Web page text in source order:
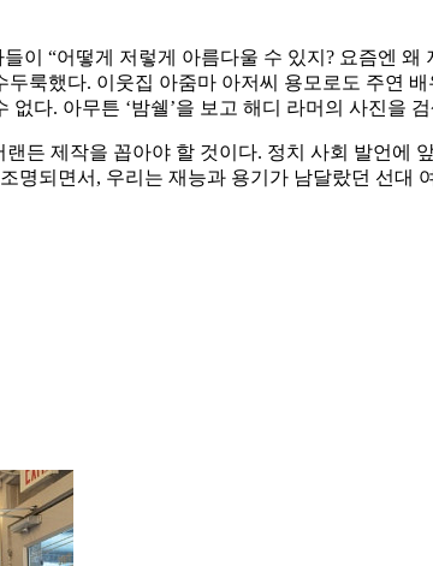
이 “어떻게 저렇게 아름다울 수 있지? 요즘엔
룩했다. 이웃집 아줌마 아저씨 용모로도 주연
다. 아무튼 ‘밤쉘’을 보고 해디 라머의 사진을
랜든 제작을 꼽아야 할 것이다. 정치 사회 발언
명되면서, 우리는 재능과 용기가 남달랐던 선